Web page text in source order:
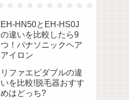
EH-HN50とEH-HS0J
の違いを比較したら9
つ！パナソニックヘア
アイロン
リファエピダブルの違
いを比較!脱毛器おすす
めはどっち?